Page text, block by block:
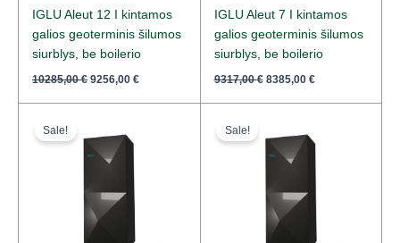
IGLU Aleut 12 I kintamos
galios geoterminis šilumos
siurblys, be boilerio
10285,00€ 9256,00 €
IGLU Aleut 7 I kintamos
galios geoterminis šilumos
siurblys, be boilerio
9317,00€ 8385,00 €
Sale!
was:
11132,00 €.
Sale!
was:
12039,00 €.